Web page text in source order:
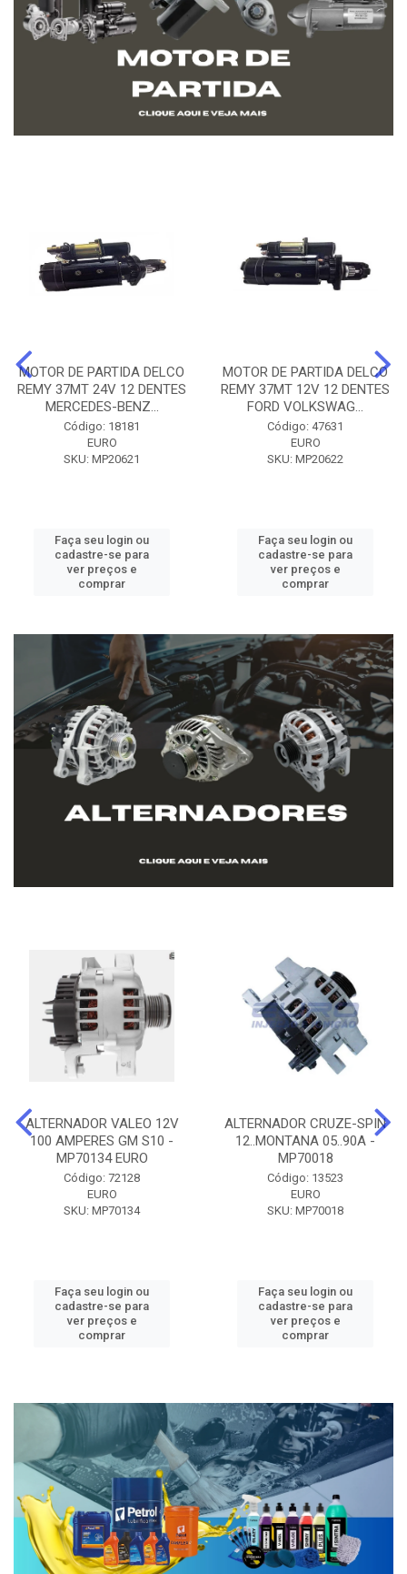
MOTOR DE PARTIDA DELCO
REMY 37MT 24V 12 DENTES
MERCEDES-BENZ...
Código: 18181
EURO
SKU: MP20621
Faça seu login ou
cadastre-se para
ver preços e
comprar
MOTOR DE PARTIDA DELCO
REMY 37MT 12V 12 DENTES
FORD VOLKSWAG...
Código: 47631
EURO
SKU: MP20622
Faça seu login ou
cadastre-se para
ver preços e
comprar
ALTERNADOR VALEO 12V
100 AMPERES GM S10 -
MP70134 EURO
Código: 72128
EURO
SKU: MP70134
Faça seu login ou
cadastre-se para
ver preços e
comprar
ALTERNADOR CRUZE-SPIN
12..MONTANA 05..90A -
MP70018
Código: 13523
EURO
SKU: MP70018
Faça seu login ou
cadastre-se para
ver preços e
comprar